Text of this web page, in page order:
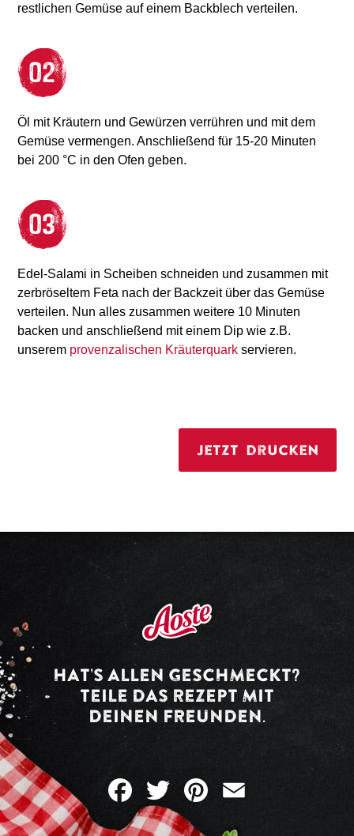
restlichen Gemüse auf einem Backblech verteilen.
Öl mit Kräutern und Gewürzen verrühren und mit dem
Gemüse vermengen. Anschließend für 15-20 Minuten
bei 200 °C in den Ofen geben.
Edel-Salami in Scheiben schneiden und zusammen mit
zerbröseltem Feta nach der Backzeit über das Gemüse
verteilen. Nun alles zusammen weitere 10 Minuten
backen und anschließend mit einem Dip wie z.B.
unserem provenzalischen Kräuterquark servieren.
Jetzt drucken
HAT’S ALLEN GESCHMECKT?
TEILE DAS REZEPT MIT
DEINEN FREUNDEN.
FacebookTwitter Pinterest